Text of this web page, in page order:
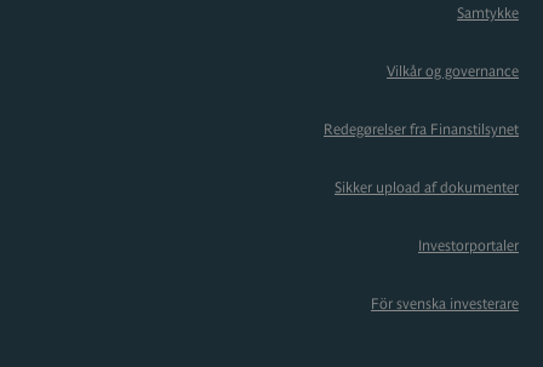
Samtykke
Vilkår og governance
Redegørelser fra Finanstilsynet
Sikker upload af dokumenter
Investorportaler
För svenska investerare